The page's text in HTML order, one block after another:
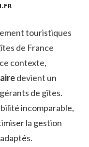
touristiques
de France
contexte,
devient un
de gîtes.
incomparable,
la gestion